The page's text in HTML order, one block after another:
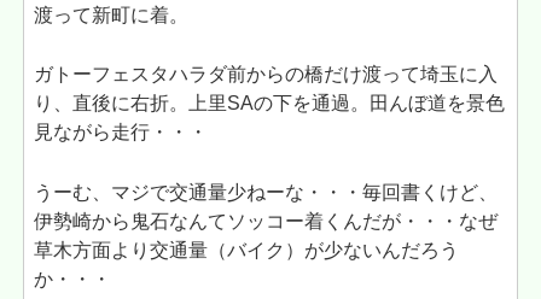
渡って新町に着。
ガトーフェスタハラダ前からの橋だけ渡って埼玉に入
り、直後に右折。上里SAの下を通過。田んぼ道を景色
見ながら走行・・・
うーむ、マジで交通量少ねーな・・・毎回書くけど、
伊勢崎から鬼石なんてソッコー着くんだが・・・なぜ
草木方面より交通量（バイク）が少ないんだろう
か・・・